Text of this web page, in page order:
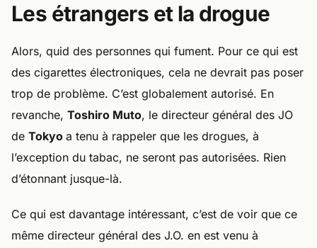
Les étrangers et la drogue
Alors, quid des personnes qui fument. Pour ce qui est
des cigarettes électroniques, cela ne devrait pas poser
trop de problème. C’est globalement autorisé. En
revanche, Toshiro Muto, le directeur général des JO
de Tokyo a tenu à rappeler que les drogues, à
l’exception du tabac, ne seront pas autorisées. Rien
d’étonnant jusque-là.
Ce qui est davantage intéressant, c’est de voir que ce
même directeur général des J.O. en est venu à